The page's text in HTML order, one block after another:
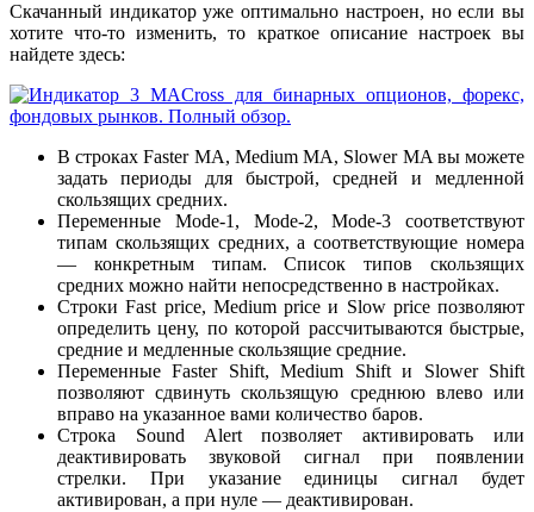
Скачанный индикатор уже оптимально настроен, но если вы
хотите что-то изменить, то краткое описание настроек вы
найдете здесь:
В строках Faster MA, Medium MA, Slower MA вы можете
задать периоды для быстрой, средней и медленной
скользящих средних.
Переменные Mode-1, Mode-2, Mode-3 соответствуют
типам скользящих средних, а соответствующие номера
— конкретным типам. Список типов скользящих
средних можно найти непосредственно в настройках.
Строки Fast price, Medium price и Slow price позволяют
определить цену, по которой рассчитываются быстрые,
средние и медленные скользящие средние.
Переменные Faster Shift, Medium Shift и Slower Shift
позволяют сдвинуть скользящую среднюю влево или
вправо на указанное вами количество баров.
Строка Sound Alert позволяет активировать или
деактивировать звуковой сигнал при появлении
стрелки. При указание единицы сигнал будет
активирован, а при нуле — деактивирован.